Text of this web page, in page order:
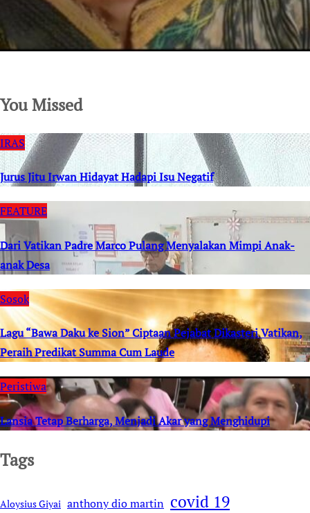
You Missed
IRAS
Jurus Jitu Irwan Hidayat Hadapi Isu Negatif
FEATURE
Dari Vatikan Padre Marco Pulang Menyalakan Mimpi Anak-
anak Desa
Sosok
Lagu “Bawa Daku ke Sion” Ciptaan Pejabat Dikasteri Vatikan,
Peraih Predikat Summa Cum Laude
Peristiwa
Lansia Tetap Berharga, Menjadi Akar yang Menghidupi
Tags
Aloysius Giyai anthony dio martin covid 19